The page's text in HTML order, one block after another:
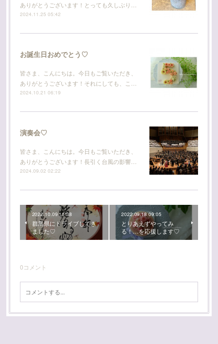
ありがとうございます！とっても久しぶり…
2024.11.25 05:42
お誕生日おめでとう♡
皆さま、こんにちは。今日もご覧いただき、
ありがとうございます！それにしても、こ…
2024.10.21 06:19
演奏会♡
皆さま、こんにちは。今日もご覧いただき、
ありがとうございます！長引く台風の影響…
2024.09.02 02:22
2022.10.09 11:38
群馬県にドライブしてき
ました♡
2022.09.18 09:05
とりあえずやってみ
る！…を応援します♡
0コメント